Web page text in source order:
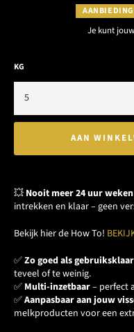
AANBIEDING
Je kunt
KG
AAN
💥 Nooit meer 24 uur
intrekken en klaar – geen
Bekijk hier de How To!
✅Zo goed als gebruiksklaar
teveel of te weinig.
✅ Multi-inzetbaar– perfect
✅Aanpasbaar aan jouw
melkproducten voor een